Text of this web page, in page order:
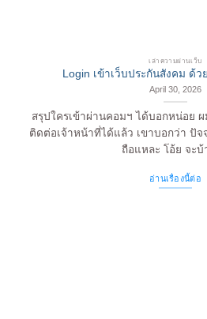
เล่าความผ่านเว็บ
Login เข้าเว็บประกันสังคม ด้
April 30, 2026
สรุปใครเข้าผ่านคอมฯ ได้บอกหน่อย
ติดต่อเจ้าหน้าที่ได้แล้ว เขาบอกว่า ปั
ถือแหละ โอ้ย จะบ้
อ่านเรื่องนี้ต่อ